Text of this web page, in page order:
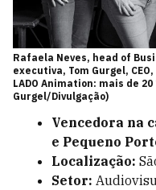
Rafaela Neves, head of
executiva, Tom Gurgel,
LADO Animation: mais de
Gurgel/Divulgação)
Vencedora na
e Pequeno
Localização:
Setor: